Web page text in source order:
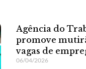
Agência do
promove
vagas de
06/04/2026